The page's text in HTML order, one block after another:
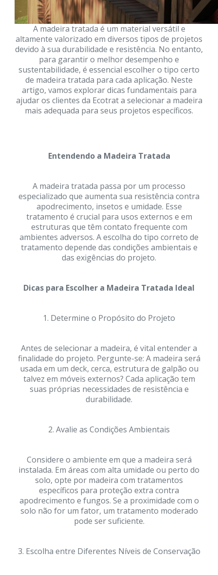
A madeira tratada é um material versátil e
altamente valorizado em diversos tipos de projetos
devido à sua durabilidade e resistência. No entanto,
para garantir o melhor desempenho e
sustentabilidade, é essencial escolher o tipo certo
de madeira tratada para cada aplicação. Neste
artigo, vamos explorar dicas fundamentais para
ajudar os clientes da Ecotrat a selecionar a madeira
mais adequada para seus projetos específicos.
Entendendo a Madeira Tratada
A madeira tratada passa por um processo
especializado que aumenta sua resistência contra
apodrecimento, insetos e umidade. Esse
tratamento é crucial para usos externos e em
estruturas que têm contato frequente com
ambientes adversos. A escolha do tipo correto de
tratamento depende das condições ambientais e
das exigências do projeto.
Dicas para Escolher a Madeira Tratada Ideal
1. Determine o Propósito do Projeto
Antes de selecionar a madeira, é vital entender a
finalidade do projeto. Pergunte-se: A madeira será
usada em um deck, cerca, estrutura de galpão ou
talvez em móveis externos? Cada aplicação tem
suas próprias necessidades de resistência e
durabilidade.
2. Avalie as Condições Ambientais
Considere o ambiente em que a madeira será
instalada. Em áreas com alta umidade ou perto do
solo, opte por madeira com tratamentos
específicos para proteção extra contra
apodrecimento e fungos. Se a proximidade com o
solo não for um fator, um tratamento moderado
pode ser suficiente.
3. Escolha entre Diferentes Níveis de Conservação